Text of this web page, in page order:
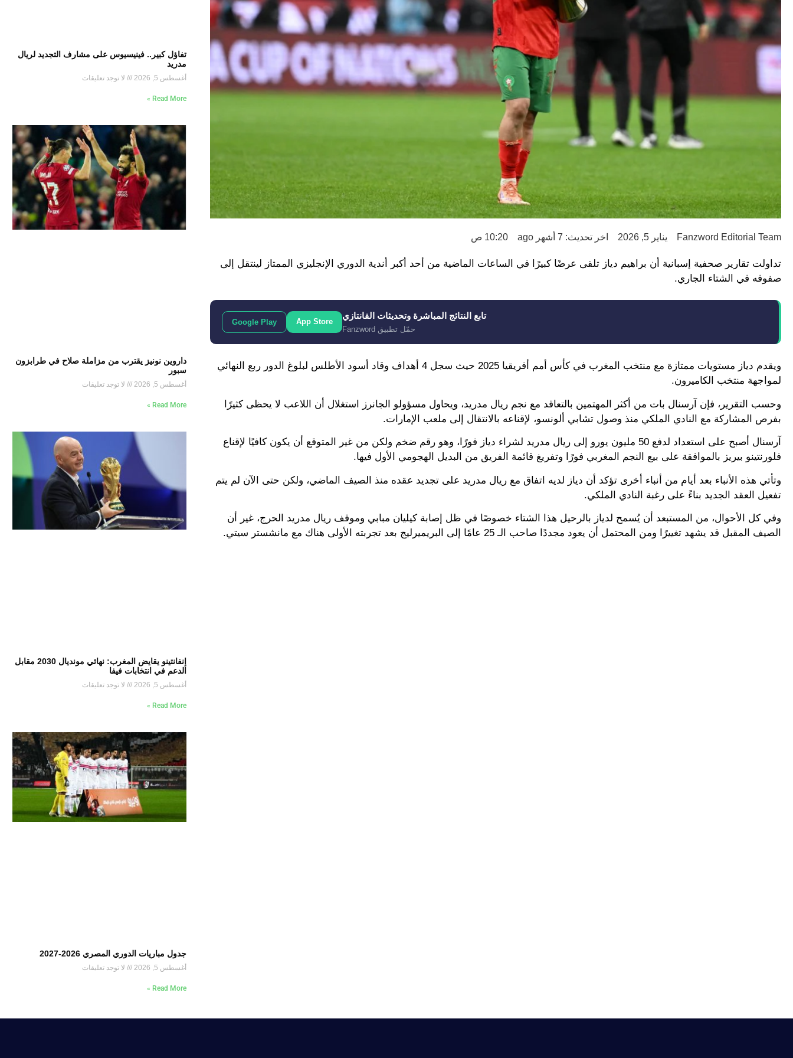
Fanzword Editorial Team يناير 5, 2026 اخر تحديث: 7 أشهر ago 10:20 ص
تداولت تقارير صحفية إسبانية أن براهيم دياز تلقى عرضًا كبيرًا في الساعات الماضية من أحد أكبر أندية الدوري الإنجليزي الممتاز لينتقل إلى
صفوفه في الشتاء الجاري.
تابع النتائج المباشرة وتحديثات الفانتازي
حمّل تطبيق Fanzword
App Store
Google Play
ويقدم دياز مستويات ممتازة مع منتخب المغرب في كأس أمم أفريقيا 2025 حيث سجل 4 أهداف وقاد أسود الأطلس لبلوغ الدور ربع النهائي
لمواجهة منتخب الكاميرون.
وحسب التقرير، فإن آرسنال بات من أكثر المهتمين بالتعاقد مع نجم ريال مدريد، ويحاول مسؤولو الجانرز استغلال أن اللاعب لا يحظى كثيرًا
بفرص المشاركة مع النادي الملكي منذ وصول تشابي ألونسو، لإقناعه بالانتقال إلى ملعب الإمارات.
آرسنال أصبح على استعداد لدفع 50 مليون يورو إلى ريال مدريد لشراء دياز فورًا، وهو رقم ضخم ولكن من غير المتوقع أن يكون كافيًا لإقناع
فلورنتينو بيريز بالموافقة على بيع النجم المغربي فورًا وتفريغ قائمة الفريق من البديل الهجومي الأول فيها.
وتأتي هذه الأنباء بعد أيام من أنباء أخرى تؤكد أن دياز لديه اتفاق مع ريال مدريد على تجديد عقده منذ الصيف الماضي، ولكن حتى الآن لم يتم
تفعيل العقد الجديد بناءً على رغبة النادي الملكي.
وفي كل الأحوال، من المستبعد أن يُسمح لدياز بالرحيل هذا الشتاء خصوصًا في ظل إصابة كيليان مبابي وموقف ريال مدريد الحرج، غير أن
الصيف المقبل قد يشهد تغييرًا ومن المحتمل أن يعود مجددًا صاحب الـ 25 عامًا إلى البريميرليج بعد تجربته الأولى هناك مع مانشستر سيتي.
تفاؤل كبير.. فينيسيوس على مشارف التجديد لريال
مدريد
أغسطس 5, 2026 لا توجد تعليقات
Read More »
داروين نونيز يقترب من مزاملة صلاح في طرابزون
سبور
أغسطس 5, 2026 لا توجد تعليقات
Read More »
إنفانتينو يقايض المغرب: نهائي مونديال 2030 مقابل
الدعم في انتخابات فيفا
أغسطس 5, 2026 لا توجد تعليقات
Read More »
جدول مباريات الدوري المصري 2026-2027
أغسطس 5, 2026 لا توجد تعليقات
Read More »